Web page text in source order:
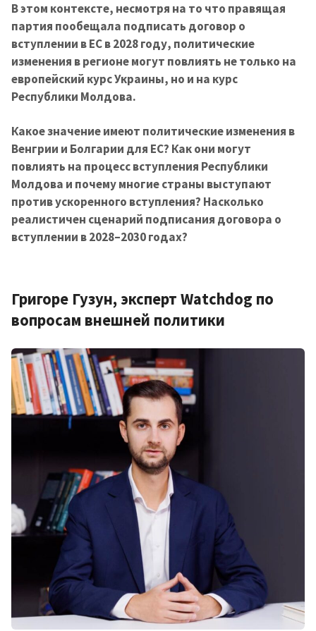
В этом контексте, несмотря на то что правящая
партия пообещала подписать договор о
вступлении в ЕС в 2028 году, политические
изменения в регионе могут повлиять не только на
европейский курс Украины, но и на курс
Республики Молдова.
Какое значение имеют политические изменения в
Венгрии и Болгарии для ЕС? Как они могут
повлиять на процесс вступления Республики
Молдова и почему многие страны выступают
против ускоренного вступления? Насколько
реалистичен сценарий подписания договора о
вступлении в 2028–2030 годах?
Григоре Гузун, эксперт Watchdog по
вопросам внешней политики